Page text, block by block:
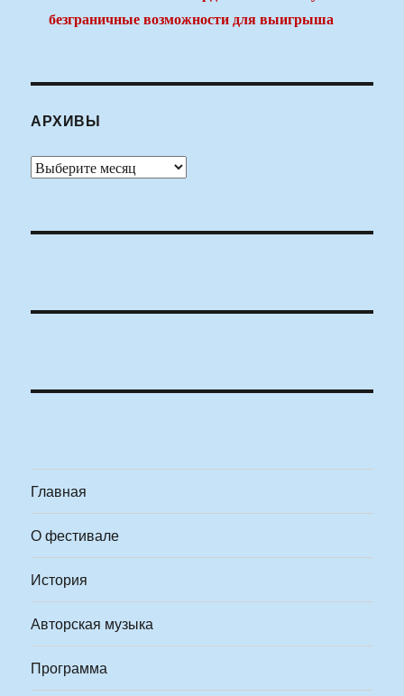
безграничные возможности для выигрыша
АРХИВЫ
Архивы
Главная
О фестивале
История
Авторская музыка
Программа